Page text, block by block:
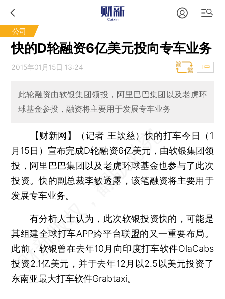
公司
快的D轮融资6亿美元投向专车业务
2015年01月15日 13:24 T中
此轮融资由软银集团领投，阿里巴巴集团以及老虎环
球基金参投，融资将主要用于发展专车业务
【财新网】（记者 王歆慈）快的打车今日（1
月15日）宣布完成D轮融资6亿美元，由软银集团领
投，阿里巴巴集团以及老虎环球基金也参与了此次
投资。快的副总裁李敏透露，该笔融资将主要用于
发展专车业务。
有分析人士认为，此次软银投资快的，可能是
其组建全球打车APP跨平台联盟的又一重要布局。
此前，软银曾在去年10月向印度打车软件OlaCabs
投资2.1亿美元，并于去年12月以2.5以美元投资了
东南亚最大打车软件Grabtaxi。